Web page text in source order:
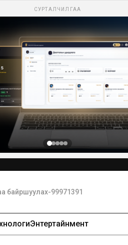
СУРТАЛЧИЛГАА
байршуулах-99971391
Энтертайнмент